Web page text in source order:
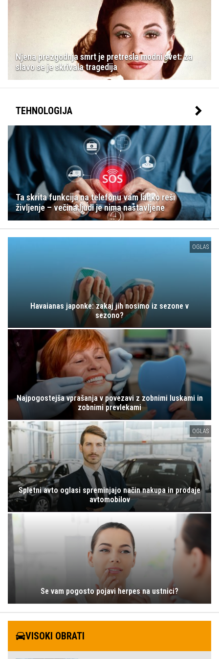
Njena prezgodnja smrt je pretresla modni svet: za
slavo se je skrivala tragedija
TEHNOLOGIJA
Ta skrita funkcija na telefonu vam lahko reši
življenje – večina ljudi je nima nastavljene
OGLAS
Havaianas japonke: zakaj jih nosimo iz sezone v
sezono?
Najpogostejša vprašanja v povezavi z zobnimi luskami in
zobnimi prevlekami
OGLAS
Spletni avto oglasi spreminjajo način nakupa in prodaje
avtomobilov
Se vam pogosto pojavi herpes na ustnici?
VISOKI OBRATI